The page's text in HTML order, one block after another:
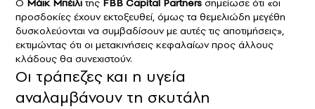
Ο Μάικ Μπέιλιτης FBB Capital Partners σημείωσε ότι «οι
προσδοκίες έχουν εκτοξευθεί, όμως τα θεμελιώδη μεγέθη
δυσκολεύονται να συμβαδίσουν με αυτές τις αποτιμήσεις»,
εκτιμώντας ότι οι μετακινήσεις κεφαλαίων προς άλλους
κλάδους θα συνεχιστούν.
Οι τράπεζες και η υγεία
αναλαμβάνουν τη σκυτάλη